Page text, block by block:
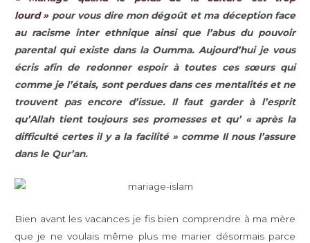
lourd » pour vous dire mon dégoût et ma déception face
au racisme inter ethnique ainsi que l’abus du pouvoir
parental qui existe dans la Oumma. Aujourd’hui je vous
écris afin de redonner espoir à toutes ces sœurs qui
comme je l’étais, sont perdues dans ces mentalités et ne
trouvent pas encore d’issue. Il faut garder à l’esprit
qu’Allah tient toujours ses promesses et qu’ « après la
difficulté certes il y a la facilité » comme Il nous l’assure
dans le Qur’an.
Bien avant les vacances je fis bien comprendre à ma mère
que je ne voulais même plus me marier désormais parce